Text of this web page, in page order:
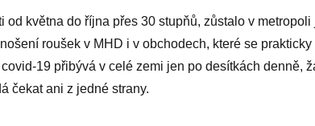
od května do října přes 30 stupňů, zůstalo v metropoli
roušek v MHD i v obchodech, které se
19 přibývá v celé zemi jen po desítkách denně,
čekat ani z jedné strany.